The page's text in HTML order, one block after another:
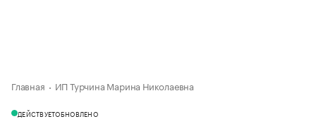
Главная ИП Турчина Марина Николаевна
ДЕЙСТВУЕТОБНОВЛЕНО